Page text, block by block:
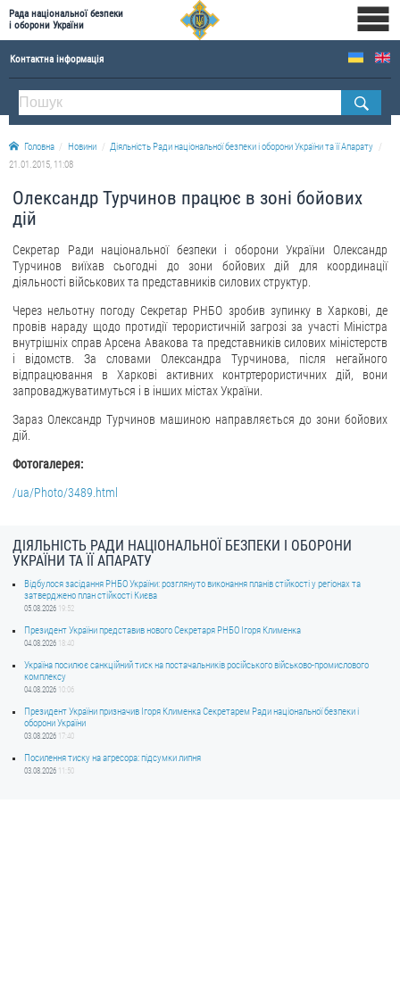
Рада національної безпеки
і оборони України
Контактна інформація
ПРО РНБОУ
Склад Ради національної безпеки і оборони України
Апарат Ради національної безпеки і оборони України
Історична довідка про діяльність Ради національної безпеки і оборони України
ПРЕСЦЕНТР
Новини
Drone Deals
Фотогалерея
Відеогалерея
ЗВЕРНЕННЯ ГРОМАДЯН
Звернення громадян
Електронне звернення
Організація доступу до публічної інформації
Запит на отримання публічної інформації
Питання запобігання корупції
Публічні закупівлі
Внутрішній аудит
ДЕРЖАВНИЙ РЕЄСТР САНКЦІЙ
Головна Новини
Діяльність Ради національної безпеки і оборони України та її Апарату
21.01.2015, 11:08
Олександр Турчинов працює в зоні бойових
дій
Секретар Ради національної безпеки і оборони України Олександр
Турчинов виїхав сьогодні до зони бойових дій для координації
діяльності військових та представників силових структур.
Через нельотну погоду Секретар РНБО зробив зупинку в Харкові, де
провів нараду щодо протидії терористичній загрозі за участі Міністра
внутрішніх справ Арсена Авакова та представників силових міністерств
і відомств. За словами Олександра Турчинова, після негайного
відпрацювання в Харкові активних контртерористичних дій, вони
запроваджуватимуться і в інших містах України.
Зараз Олександр Турчинов машиною направляється до зони бойових
дій.
Фотогалерея:
/ua/Photo/3489.html
ДІЯЛЬНІСТЬ РАДИ НАЦІОНАЛЬНОЇ БЕЗПЕКИ І ОБОРОНИ
УКРАЇНИ ТА ЇЇ АПАРАТУ
Відбулося засідання РНБО України: розглянуто виконання планів стійкості у регіонах та
затверджено план стійкості Києва
05.08.2026 19:52
Президент України представив нового Секретаря РНБО Ігоря Клименка
04.08.2026 18:40
Україна посилює санкційний тиск на постачальників російського військово-промислового
комплексу
04.08.2026 10:06
Президент України призначив Ігоря Клименка Секретарем Ради національної безпеки і
оборони України
03.08.2026 17:40
Посилення тиску на агресора: підсумки липня
03.08.2026 11:50